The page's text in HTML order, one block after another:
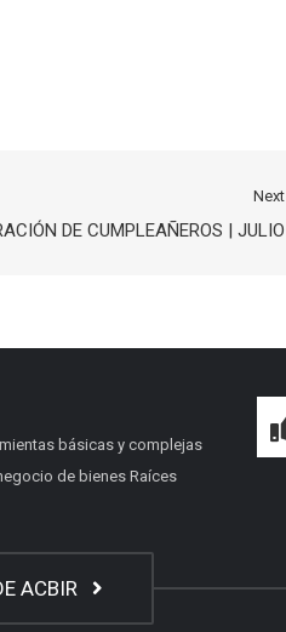
Next
DE CUMPLEAÑEROS | JULIO
básicas y complejas
de bienes Raíces
ACBIR